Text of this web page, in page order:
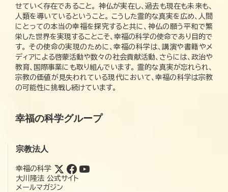
せていく存在であること。 神仏が実在し、過去も現在も未来も、
人類を導いているということ。 こうした霊的な真実を広め、人間
にとっての本当の幸福を探究すると共に、神仏の願う平和で繁
栄した世界を実現することこそ、幸福の科学の使命であり目的で
す。 その使命の実現のために、幸福の科学は、講演や書籍やメ
ディアによる啓蒙活動や数々の社会貢献活動、さらには、政治や
教育、国際事業にも取り組んでいます。 霊的な真実が忘れられ、
宗教の価値が見失われている現代において、幸福の科学は宗教
の可能性に挑戦し続けています。
幸福の科学グループ
宗教法人
幸福の科学
大川隆法 公式サイト
メールマガジン